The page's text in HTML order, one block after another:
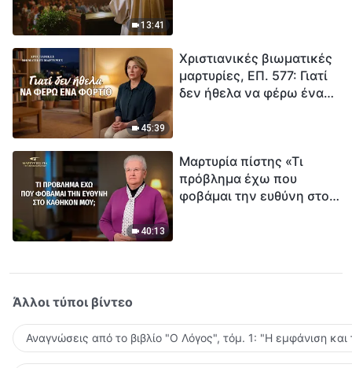
13:41
45:39
Χριστιανικές βιωματικές
μαρτυρίες, ΕΠ. 577: Γιατί
δεν ήθελα να φέρω ένα
40:13
Μαρτυρία πίστης «Τι
πρόβλημα έχω που
φοβάμαι την ευθύνη στο
Άλλοι τύποι βίντεο
Αναγνώσεις από το βιβλίο "Ο Λόγος", τόμ. 1: "Η εμφάνιση